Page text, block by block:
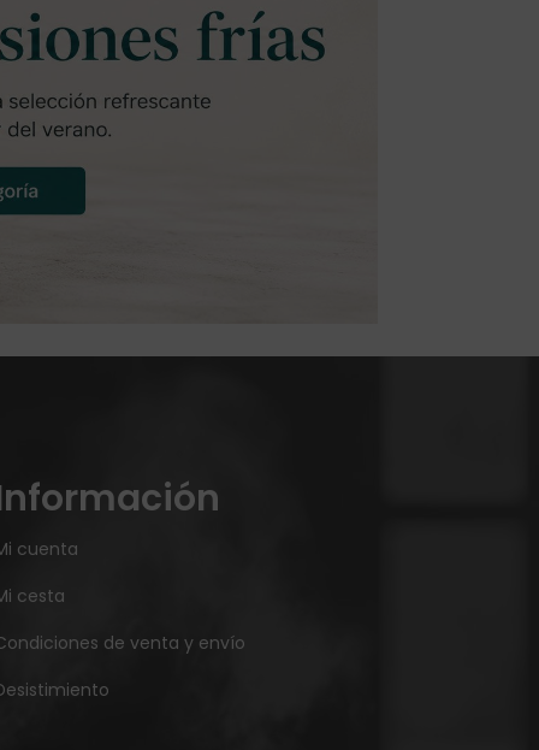
cuenta
cesta
de venta y envío